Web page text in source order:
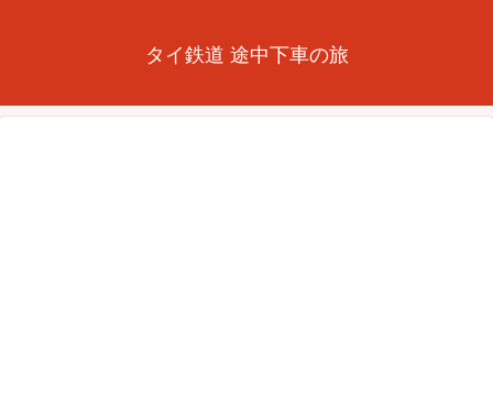
タイ鉄道 途中下車の旅